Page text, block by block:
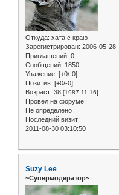
Откуда: хата с краю
Зарегистрирован: 2006-05-28
Приглашений: 0
Сообщений: 1850
Уважение: [+0/-0]
Позитив: [+0/-0]
Возраст: 38 [1987-11-16]
Провел на форуме:
Не определено
Последний визит:
2011-08-30 03:10:50
Suzy Lee
~Супермодератор~